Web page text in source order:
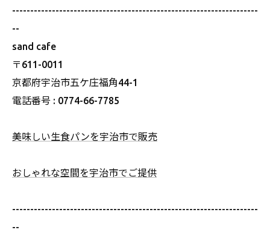
--------------------------------------------------------------------
--
sand cafe
〒611-0011
京都府宇治市五ケ庄福角44-1
電話番号 : 0774-66-7785
美味しい生食パンを宇治市で販売
おしゃれな空間を宇治市でご提供
--------------------------------------------------------------------
--